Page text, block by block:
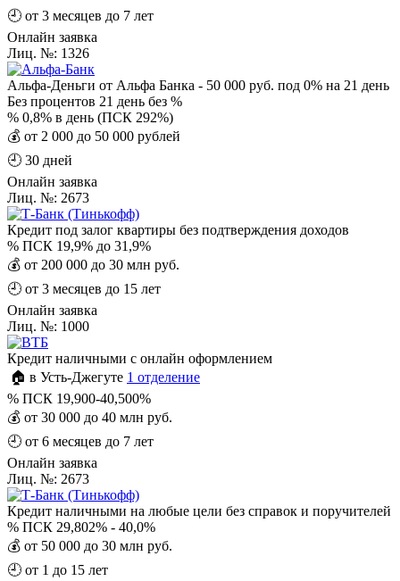
🕘 от 3 месяцев до 7 лет
Онлайн заявка
Лиц. №: 1326
Альфа-Деньги от Альфа Банка - 50 000 руб. под 0% на 21 день
Без процентов 21 день без %
% 0,8% в день (ПСК 292%)
💰 от 2 000 до 50 000 рублей
🕘 30 дней
Онлайн заявка
Лиц. №: 2673
Кредит под залог квартиры без подтверждения доходов
% ПСК 19,9% до 31,9%
💰 от 200 000 до 30 млн руб.
🕘 от 3 месяцев до 15 лет
Онлайн заявка
Лиц. №: 1000
Кредит наличными с онлайн оформлением
🏠 в Усть-Джегуте 1 отделение
% ПСК 19,900-40,500%
💰 от 30 000 до 40 млн руб.
🕘 от 6 месяцев до 7 лет
Онлайн заявка
Лиц. №: 2673
Кредит наличными на любые цели без справок и поручителей
% ПСК 29,802% - 40,0%
💰 от 50 000 до 30 млн руб.
🕘 от 1 до 15 лет